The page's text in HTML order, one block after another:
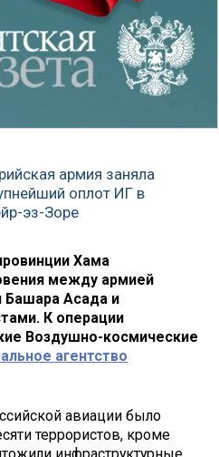
армия заняла
оплот ИГ в
эз-Зоре
Хама
между армией
Башара Асада и
К операции
Воздушно-космические
агентство
авиации было
террористов, кроме
инфраструктурные